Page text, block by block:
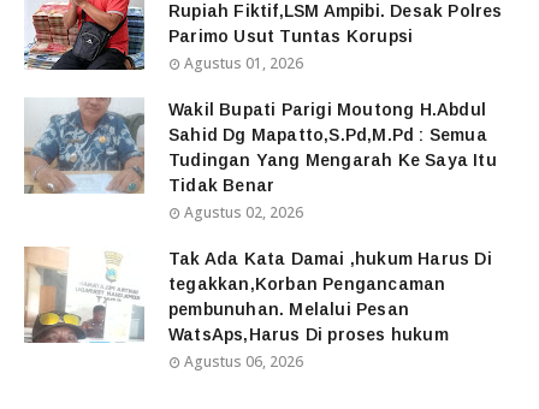
Rupiah Fiktif,LSM Ampibi. Desak Polres
Parimo Usut Tuntas Korupsi
Agustus 01, 2026
Wakil Bupati Parigi Moutong H.Abdul
Sahid Dg Mapatto,S.Pd,M.Pd : Semua
Tudingan Yang Mengarah Ke Saya Itu
Tidak Benar
Agustus 02, 2026
Tak Ada Kata Damai ,hukum Harus Di
tegakkan,Korban Pengancaman
pembunuhan. Melalui Pesan
WatsAps,Harus Di proses hukum
Agustus 06, 2026